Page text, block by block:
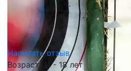
Написать отзыв
Возраст: 11 - 18 лет